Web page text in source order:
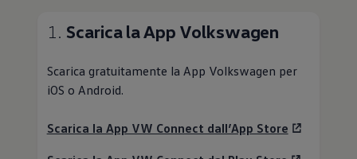
1. Scarica la App Volkswagen
Scarica gratuitamente la App Volkswagen per
iOS o Android.
Scarica la App VW Connect dall’App Store